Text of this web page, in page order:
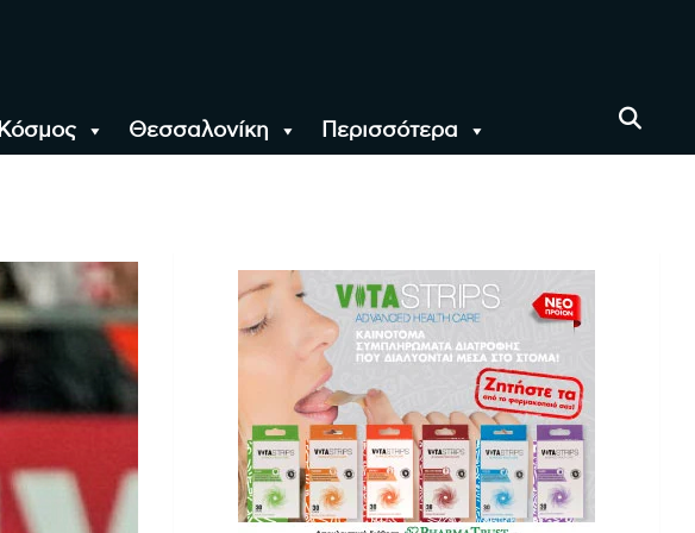
Κόσμος Θεσσαλονίκη Περισσότερα